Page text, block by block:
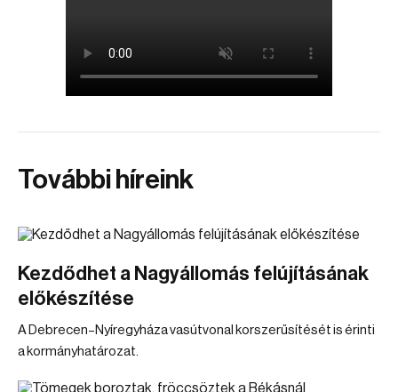
További híreink
Kezdődhet a Nagyállomás felújításának
előkészítése
A Debrecen–Nyíregyháza vasútvonal korszerűsítését is érinti
a kormányhatározat.